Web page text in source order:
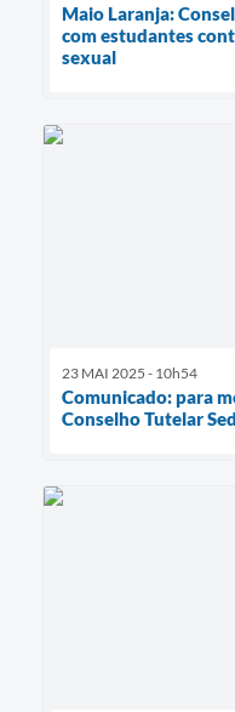
Maio Laranja:
com estudantes
sexual
23 MAI 2025 - 10h54
Comunicado: para
Conselho Tutelar